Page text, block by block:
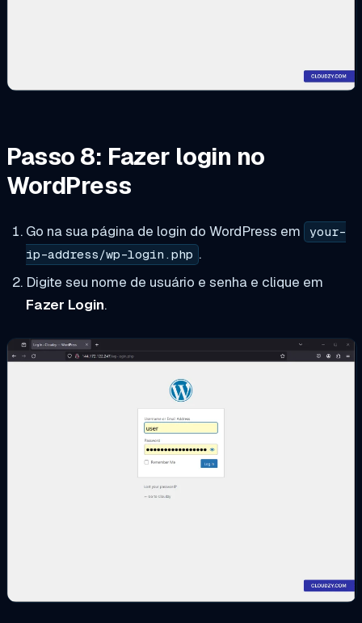
Passo 8: Fazer login no
WordPress
Go na sua página de login do WordPress em
your-
ip-address/wp-login.php .
Digite seu nome de usuário e senha e clique em
Fazer Login.